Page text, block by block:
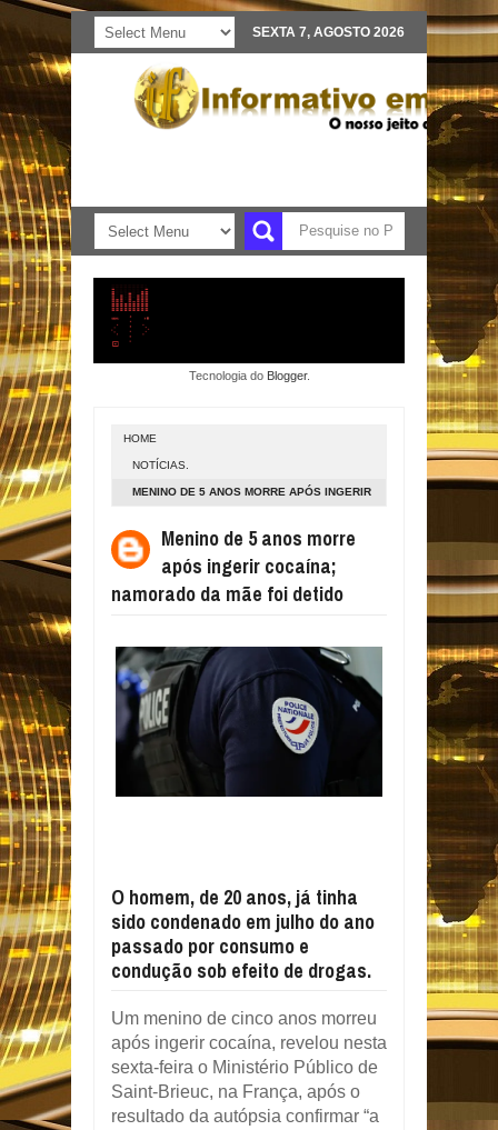
SEXTA 7, AGOSTO 2026
Tecnologia do Blogger.
HOME
NOTÍCIAS.
MENINO DE 5 ANOS MORRE APÓS INGERIR
Menino de 5 anos morre
após ingerir cocaína;
namorado da mãe foi detido
O homem, de 20 anos, já tinha
sido condenado em julho do ano
passado por consumo e
condução sob efeito de drogas.
Um menino de cinco anos morreu
após ingerir cocaína, revelou nesta
sexta-feira o Ministério Público de
Saint-Brieuc, na França, após o
resultado da autópsia confirmar “a